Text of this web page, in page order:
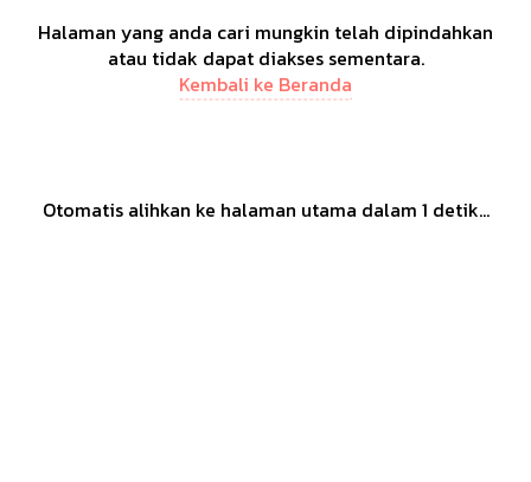
Halaman yang anda cari mungkin telah dipindahkan
atau tidak dapat diakses sementara.
Kembali ke Beranda
Otomatis alihkan ke halaman utama dalam 1 detik...